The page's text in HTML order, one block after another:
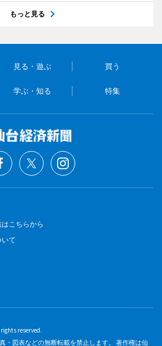
もっと見る
見る・遊ぶ 買う
学ぶ・知る 特集
こちらから
て
reserved.
・図表などの無断転載を禁止します。 著作権は仙